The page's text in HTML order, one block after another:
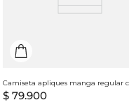
$ 79.900